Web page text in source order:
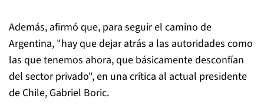
Además, afirmó que, para seguir el camino de
Argentina, "hay que dejar atrás a las autoridades como
las que tenemos ahora, que básicamente desconfían
del sector privado", en una crítica al actual presidente
de Chile, Gabriel Boric.